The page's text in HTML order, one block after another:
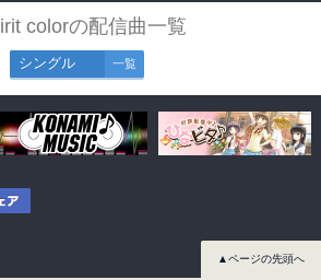
colorの配信曲一覧
シングル 一覧
▲ページの先頭へ